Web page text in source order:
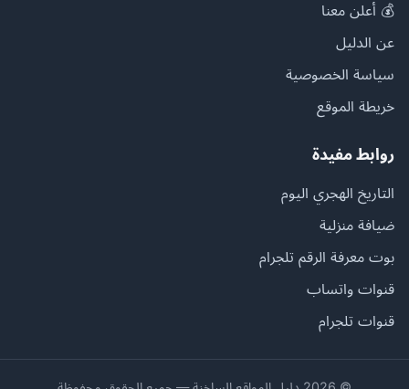
💰 أعلن معنا
عن الدليل
سياسة الخصوصية
خريطة الموقع
روابط مفيدة
التاريخ الهجري اليوم
ضيافة منزلية
بوت معرفة الرقم تلجرام
قنوات واتساب
قنوات تلجرام